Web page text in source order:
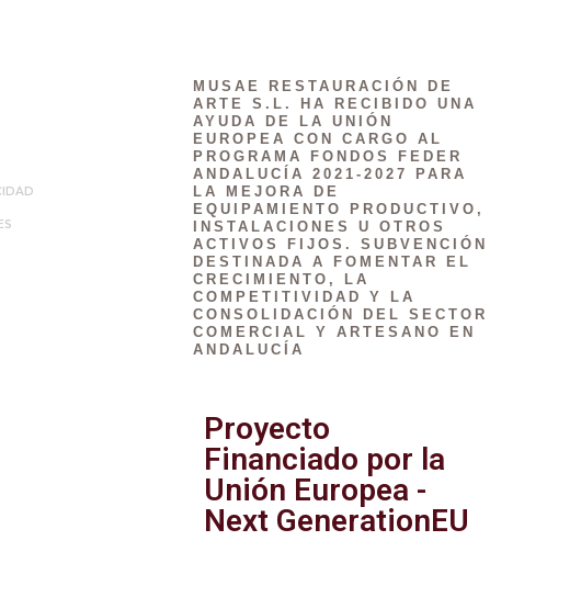
MUSAE RESTAURACIÓN DE
ARTE S.L. HA RECIBIDO UNA
AYUDA DE LA UNIÓN
EUROPEA CON CARGO AL
PROGRAMA FONDOS FEDER
ANDALUCÍA 2021-2027 PARA
LA MEJORA DE
EQUIPAMIENTO PRODUCTIVO,
INSTALACIONES U OTROS
ACTIVOS FIJOS. SUBVENCIÓN
DESTINADA A FOMENTAR EL
CRECIMIENTO, LA
COMPETITIVIDAD Y LA
CONSOLIDACIÓN DEL SECTOR
COMERCIAL Y ARTESANO EN
ANDALUCÍA
Proyecto
Financiado por la
Unión Europea -
Next GenerationEU